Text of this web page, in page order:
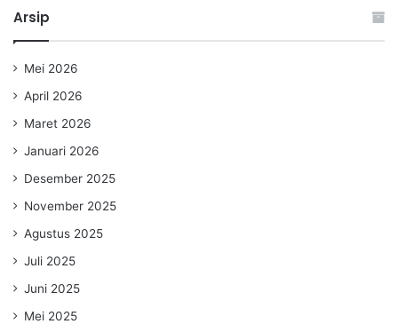
Arsip
Mei 2026
April 2026
Maret 2026
Januari 2026
Desember 2025
November 2025
Agustus 2025
Juli 2025
Juni 2025
Mei 2025